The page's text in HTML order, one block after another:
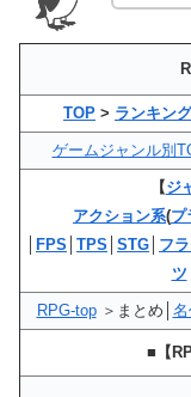
TOP > ランキング
ゲームジャンル別
【ジ
アクション系(プ
FPS TPS STG フ
ツ
RPG-top＞まとめ│
■【